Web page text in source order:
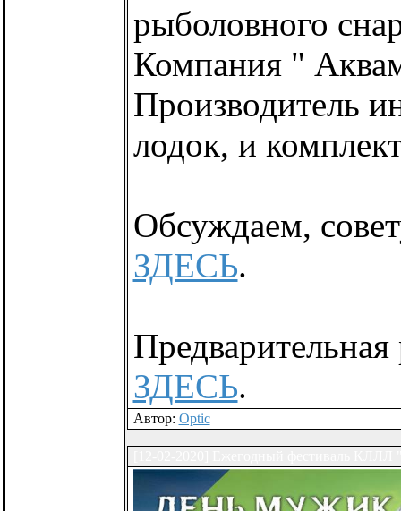
рыболовного
Компания "
Производитель
лодок, и
Обсуждаем,
ЗДЕСЬ.
Предварительная
ЗДЕСЬ.
Автор: Optic